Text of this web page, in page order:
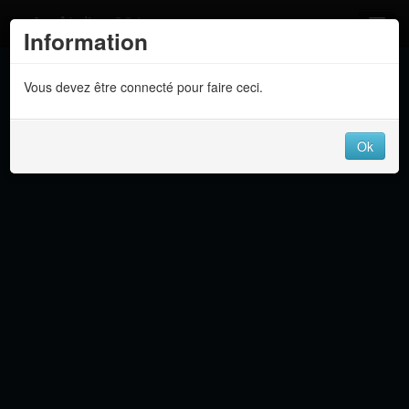
Information
Vous devez être connecté pour faire ceci.
Ok
Atelier 801
Dev Tracker
Langue